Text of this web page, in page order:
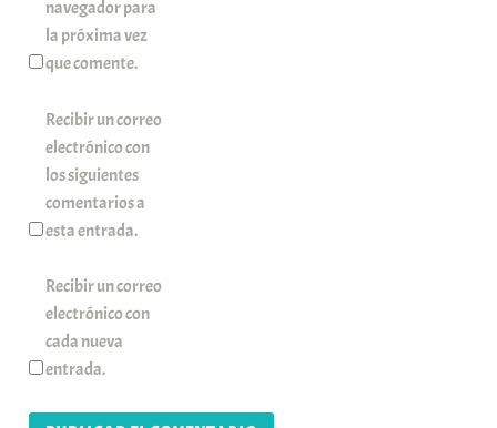
navegador para
la próxima vez
que comente.
Recibir un correo
electrónico con
los siguientes
comentarios a
esta entrada.
Recibir un correo
electrónico con
cada nueva
entrada.